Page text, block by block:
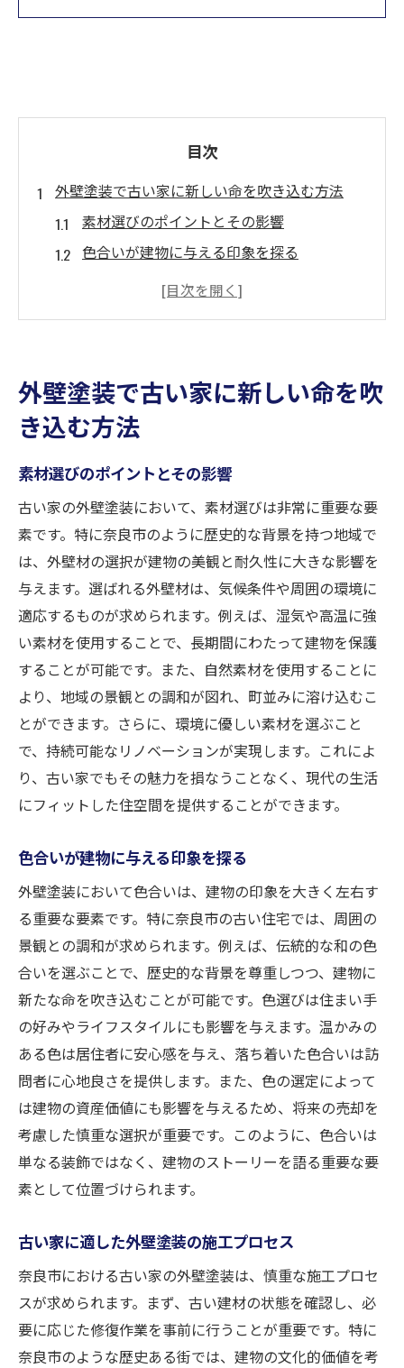
目次
外壁塗装で古い家に新しい命を吹き込む方法
素材選びのポイントとその影響
色合いが建物に与える印象を探る
古い家に適した外壁塗装の施工プロセス
奈良市の歴史と調和する外壁塗装の選び方
伝統的な色合いを取り入れるメリット
地域の文化に合わせた素材選定
歴史的建物と新築のバランスを考える
調和を生むデザインの工夫
専門家に相談する際のポイント
奈良市の景観条例について知っておくべき
こと
外壁塗装で実現する古い家の耐久性と美しさ
長持ちする塗料の選び方
塗装工程で注意すべき点
外壁の定期的なチェック方法
美しさを保つための掃除と手入れ
劣化を防ぐための環境配慮
奈良市の古い家にふさわしい外壁塗装の色合い
伝統色を活かしたデザイン提案
周囲の街並みと調和する色選び
四季を感じる色合いの選び方
心理的効果を考慮した色の活用
実際の施工事例から学ぶ色の効果
カラーテストの重要性と活用法
町並みと調和する外壁塗装のデザイン術
歴史的背景を考慮したデザイン選択
モダンとクラシックの融合方法
奈良市特有の建築スタイルを取り入れる
自然素材を用いたデザインの魅力
色と素材の組み合わせで生まれる調和
外壁塗装で個性をプラスする奈良市の住宅
個性を引き出すデザインの考え方
カスタマイズ可能な塗装技術の紹介
外壁塗装で古い家に新しい命を吹
き込む方法
素材選びのポイントとその影響
古い家の外壁塗装において、素材選びは非常に重要な要
素です。特に奈良市のように歴史的な背景を持つ地域で
は、外壁材の選択が建物の美観と耐久性に大きな影響を
与えます。選ばれる外壁材は、気候条件や周囲の環境に
適応するものが求められます。例えば、湿気や高温に強
い素材を使用することで、長期間にわたって建物を保護
することが可能です。また、自然素材を使用することに
より、地域の景観との調和が図れ、町並みに溶け込むこ
とができます。さらに、環境に優しい素材を選ぶこと
で、持続可能なリノベーションが実現します。これによ
り、古い家でもその魅力を損なうことなく、現代の生活
にフィットした住空間を提供することができます。
色合いが建物に与える印象を探る
外壁塗装において色合いは、建物の印象を大きく左右す
る重要な要素です。特に奈良市の古い住宅では、周囲の
景観との調和が求められます。例えば、伝統的な和の色
合いを選ぶことで、歴史的な背景を尊重しつつ、建物に
新たな命を吹き込むことが可能です。色選びは住まい手
の好みやライフスタイルにも影響を与えます。温かみの
ある色は居住者に安心感を与え、落ち着いた色合いは訪
問者に心地良さを提供します。また、色の選定によって
は建物の資産価値にも影響を与えるため、将来の売却を
考慮した慎重な選択が重要です。このように、色合いは
単なる装飾ではなく、建物のストーリーを語る重要な要
素として位置づけられます。
古い家に適した外壁塗装の施工プロセス
奈良市における古い家の外壁塗装は、慎重な施工プロセ
スが求められます。まず、古い建材の状態を確認し、必
要に応じた修復作業を事前に行うことが重要です。特に
奈良市のような歴史ある街では、建物の文化的価値を考